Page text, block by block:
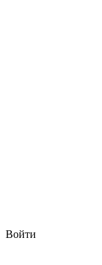
Войти